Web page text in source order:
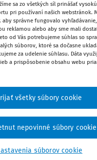
skončiť pracovný
odsúdený pre
Zamestnávateľ
Vydané:15. 4. 2026 / 13
vystavené
EÚ vo veci C-442/22
sa podnik sám
nad vlastnými
12. 2025 / 2 minúty čítania
sa zo všetkých síl prinášať
pri používaní našich webstránok.
správne fungovalo
reklamou alebo aby sme mali
od Vás potrebujeme súhlas so
súborov, ktoré sa dočasne
za udelenie súhlasu. Dáta
a prispôsobenie obsahu webu
súborov cookie
nepovinné súbory cookie
všetky súbory cookie